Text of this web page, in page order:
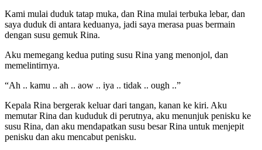
Kami mulai duduk tatap muka, dan Rina mulai terbuka lebar, dan
saya duduk di antara keduanya, jadi saya merasa puas bermain
dengan susu gemuk Rina.
Aku memegang kedua puting susu Rina yang menonjol, dan
memelintirnya.
“Ah .. kamu .. ah .. aow .. iya .. tidak .. ough ..”
Kepala Rina bergerak keluar dari tangan, kanan ke kiri. Aku
memutar Rina dan kududuk di perutnya, aku menunjuk penisku ke
susu Rina, dan aku mendapatkan susu besar Rina untuk menjepit
penisku dan aku mencabut penisku.